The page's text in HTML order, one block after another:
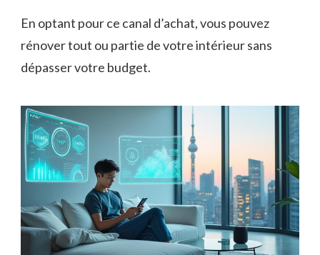
En optant pour ce canal d’achat, vous pouvez
rénover tout ou partie de votre intérieur sans
dépasser votre budget.